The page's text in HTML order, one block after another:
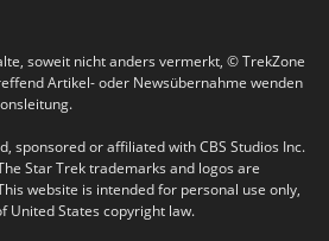
soweit nicht anders vermerkt, © TrekZone
Artikel- oder Newsübernahme wenden
sponsored or affiliated with CBS Studios Inc.
Star Trek trademarks and logos are
website is intended for personal use only,
United States copyright law.